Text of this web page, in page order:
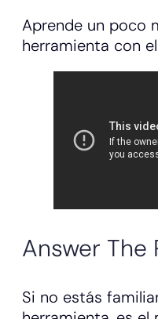
Aprende un poco
herramienta con
Answer The
Si no estás